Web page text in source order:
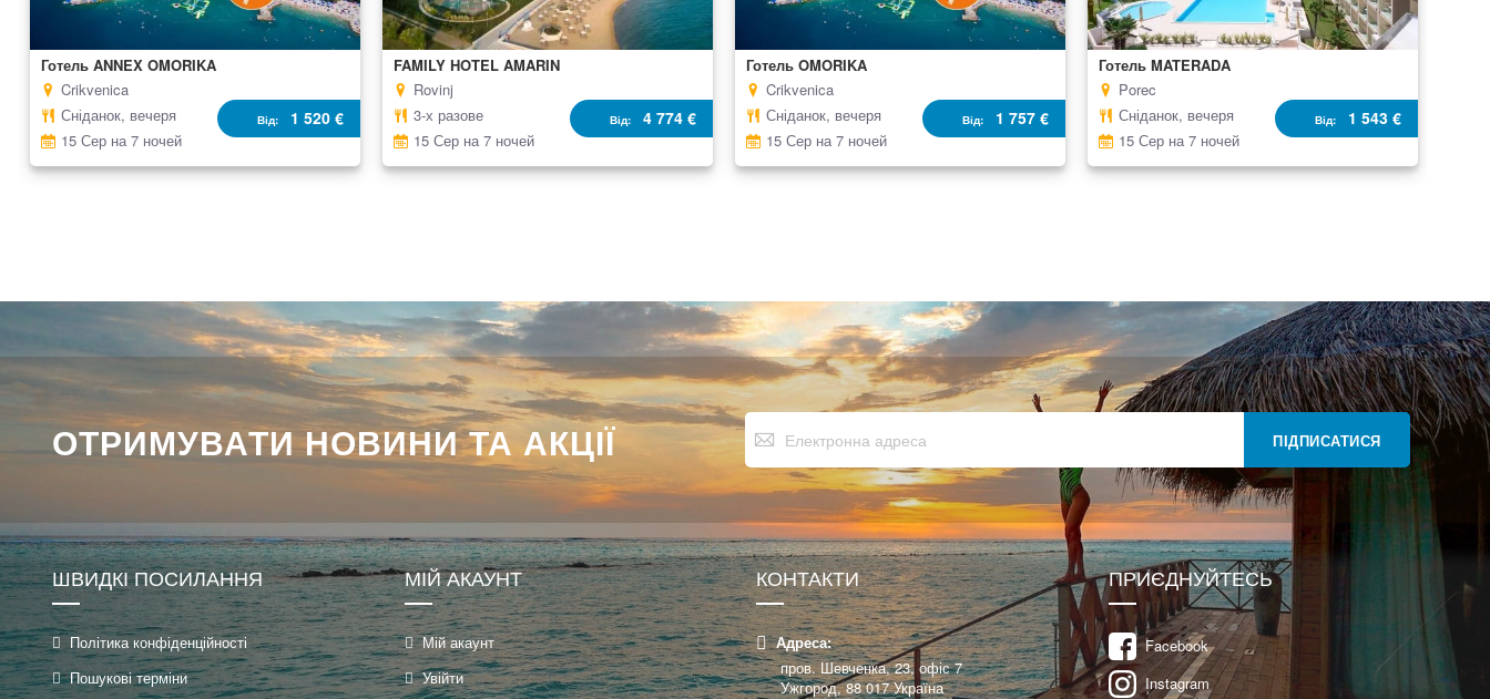
Готель ANNEX OMORIKA
Від 1 520 €
Crikvenica
Сніданок, вечеря
15 Сер на 7 ночей
FAMILY HOTEL AMARIN
Від 4 774 €
Rovinj
3-х разове
15 Сер на 7 ночей
Готель OMORIKA
Від 1 757 €
Crikvenica
Сніданок, вечеря
15 Сер на 7 ночей
Готель MATERADA
Від 1 543 €
Porec
Сніданок, вечеря
15 Сер на 7 ночей
ОТРИМУВАТИ НОВИНИ ТА АКЦІЇ
Підпишіться
на
нашу
розсилку
новин:
ПІДПИСАТИСЯ
ШВИДКІ ПОСИЛАННЯ
Політика конфіденційності
Пошукові терміни
МІЙ АКАУНТ
Мій акаунт
Увійти
КОНТАКТИ
Адреса:
пров. Шевченка, 23, офіс 7
Ужгород, 88 017 Україна
ПРИЄДНУЙТЕСЬ
Facebook
Instagram